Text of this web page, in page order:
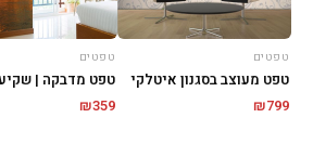
טפטים
טפט מעוצב בסגנון איטלקי
₪799
טפטים
₪359